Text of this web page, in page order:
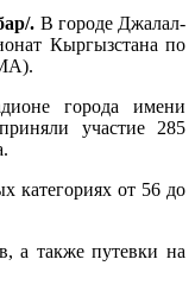
. В городе Джалал-
Кыргызстана по
города имени
участие 285
категориях от 56 до
а также путевки на